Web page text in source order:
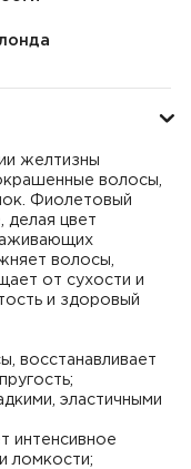
желтизны
волосы,
Фиолетовый
делая цвет
волосы,
от сухости и
и здоровый
восстанавливает
эластичными
интенсивное
ломкости;